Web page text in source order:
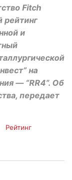
Fitch
рейтинг
и
на
— “RR4”. Об
передает
Рейтинг